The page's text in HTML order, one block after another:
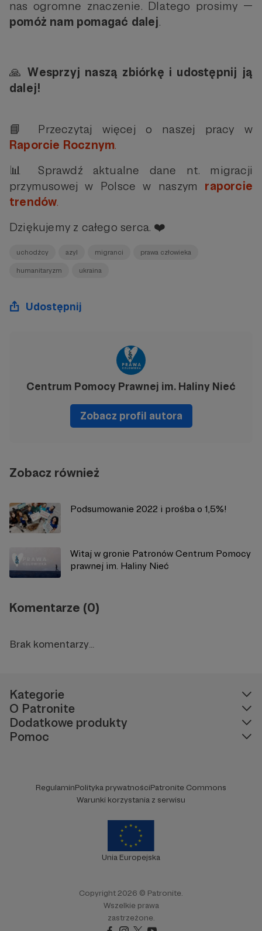
nas ogromne znaczenie. Dlatego prosimy —
pomóż nam pomagać dalej.
🙏Wesprzyj naszą zbiórkę i udostępnij ją
dalej!
📘 Przeczytaj więcej o naszej pracy w
Raporcie Rocznym.
📊 Sprawdź aktualne dane nt. migracji
przymusowej w Polsce w naszym raporcie
trendów.
Dziękujemy z całego serca. ❤️
uchodźcy azyl migranci prawa człowieka
humanitaryzm ukraina
Udostępnij
Centrum Pomocy Prawnej im. Haliny Nieć
Zobacz profil autora
Zobacz również
Podsumowanie 2022 i prośba o 1,5%!
Witaj w gronie Patronów Centrum Pomocy
prawnej im. Haliny Nieć
Komentarze (0)
Brak komentarzy...
Kategorie
O Patronite
Dodatkowe produkty
Pomoc
RegulaminPolityka prywatnościPatronite Commons
Warunki korzystania z serwisu
Unia Europejska
Copyright 2026 © Patronite.
Wszelkie prawa
zastrzeżone.